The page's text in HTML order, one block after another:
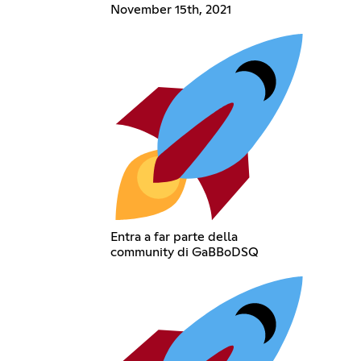
November 15th, 2021
Entra a far parte della
community di GaBBoDSQ